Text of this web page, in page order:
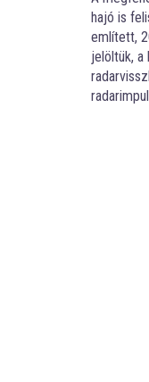
hajó is
említett,
jelöltük, a